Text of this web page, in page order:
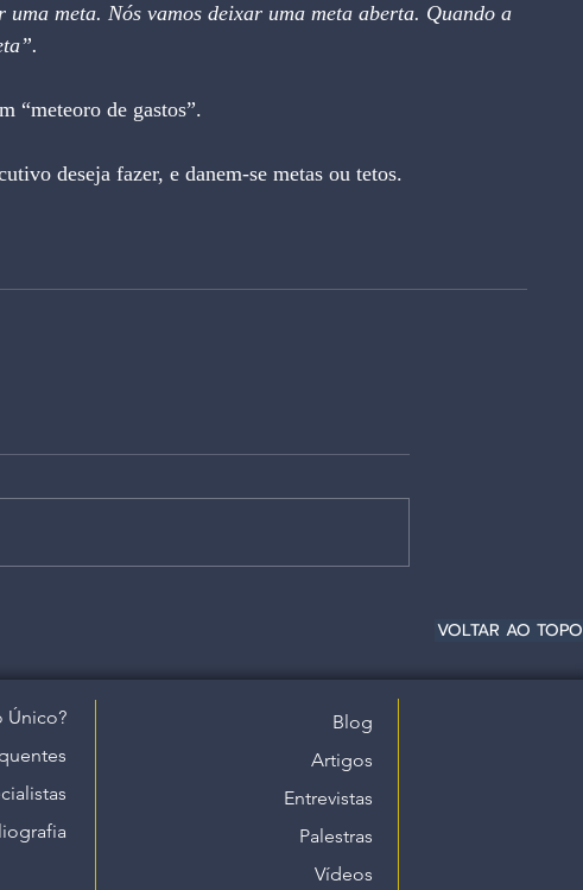
uma meta. Nós vamos deixar uma meta aberta. Quando a
“meteoro de gastos”.
deseja fazer, e danem-se metas ou tetos.
VOLTAR AO TOPO
Único?
Blog
Artigos
Entrevistas
Palestras
Vídeos